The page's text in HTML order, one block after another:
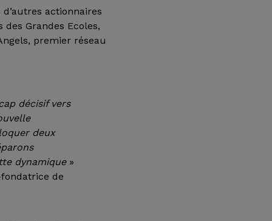
actionnaires
Grandes Ecoles,
premier réseau
décisif vers
deux
dynamique »
de